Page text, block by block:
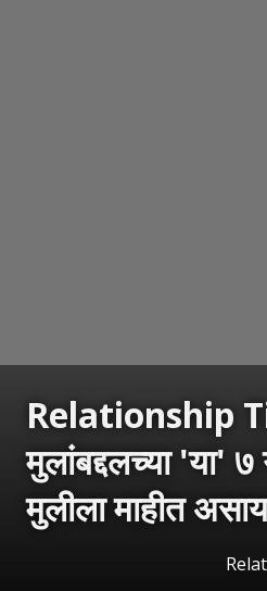
Relationship
मुलांबद्दलच्या 'या' ७
मुलीला माहीत